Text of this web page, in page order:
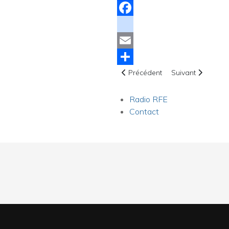
instagram
Email
Share
Article précédent : Le podcast
Précédent Article suivant :
Suivant
Radio RFE
Contact